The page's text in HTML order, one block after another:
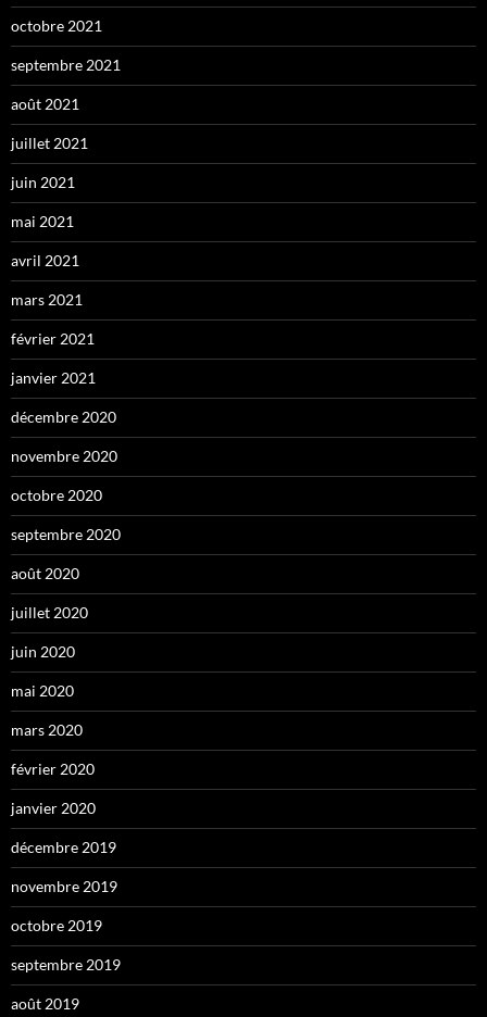
octobre 2021
septembre 2021
août 2021
juillet 2021
juin 2021
mai 2021
avril 2021
mars 2021
février 2021
janvier 2021
décembre 2020
novembre 2020
octobre 2020
septembre 2020
août 2020
juillet 2020
juin 2020
mai 2020
mars 2020
février 2020
janvier 2020
décembre 2019
novembre 2019
octobre 2019
septembre 2019
août 2019